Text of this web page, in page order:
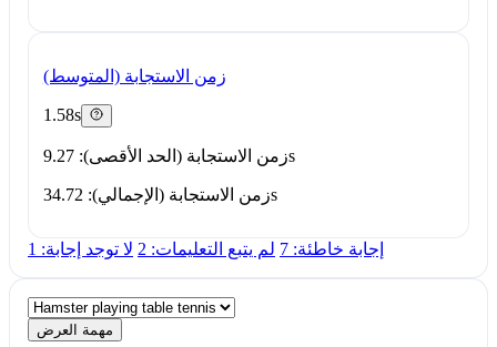
زمن الاستجابة (المتوسط)
1.58s
زمن الاستجابة (الحد الأقصى): 9.27s
زمن الاستجابة (الإجمالي): 34.72s
إجابة خاطئة: 7 لم يتبع التعليمات: 2 لا توجد إجابة: 1
مهمة العرض